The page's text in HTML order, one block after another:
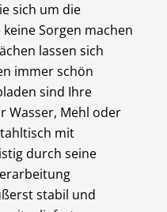
sich um die
Sorgen machen
lassen sich
immer schön
sind Ihre
Wasser, Mehl oder
mit
durch seine
stabil und